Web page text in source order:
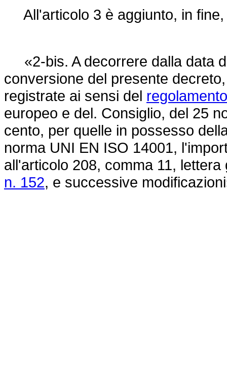
All'articolo 3 è aggiunto, in fine,
«2-bis. A decorrere dalla data
conversione del presente
registrate ai sensi del
europeo e del. Consiglio, del 25
cento, per quelle in possesso
norma UNI EN ISO 14001,
all'articolo 208, comma 11,
n. 152, e successive